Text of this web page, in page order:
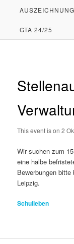
PRIMÄREN
INHALT
SEKUNDÄREN
INHALT
GTA 24/25
This event is on 2
Wir suchen zum
eine halbe
Bewerbungen
Leipzig.
Schulleben